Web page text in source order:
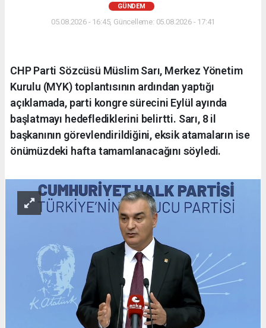
GÜNDEM
05.08.2026 - 16:45, Güncelleme: 05.08.2026 - 17:41
CHP Parti Sözcüsü Müslim Sarı, Merkez Yönetim
Kurulu (MYK) toplantısının ardından yaptığı
açıklamada, parti kongre sürecini Eylül ayında
başlatmayı hedeflediklerini belirtti. Sarı, 8 il
başkanının görevlendirildiğini, eksik atamaların ise
önümüzdeki hafta tamamlanacağını söyledi.